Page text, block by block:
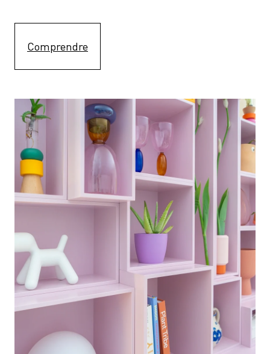
Comprendre